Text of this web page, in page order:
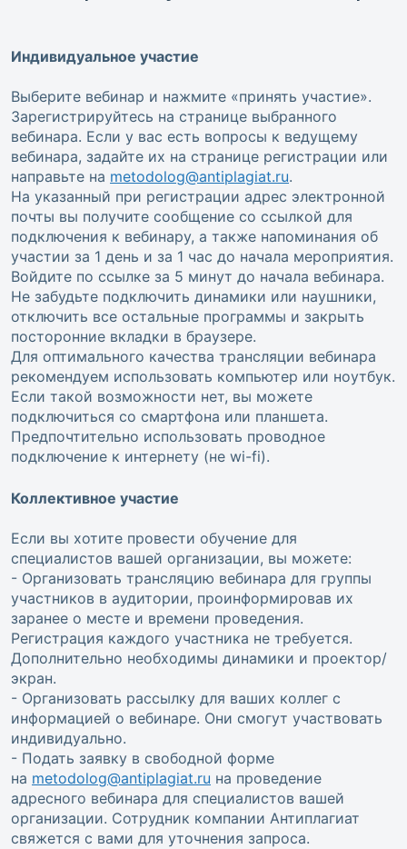
Индивидуальное участие
Выберите вебинар и нажмите «принять участие».
Зарегистрируйтесь на странице выбранного
вебинара. Если у вас есть вопросы к ведущему
вебинара, задайте их на странице регистрации или
направьте на metodolog@antiplagiat.ru.
На указанный при регистрации адрес электронной
почты вы получите сообщение со ссылкой для
подключения к вебинару, а также напоминания об
участии за 1 день и за 1 час до начала мероприятия.
Войдите по ссылке за 5 минут до начала вебинара.
Не забудьте подключить динамики или наушники,
отключить все остальные программы и закрыть
посторонние вкладки в браузере.
Для оптимального качества трансляции вебинара
рекомендуем использовать компьютер или ноутбук.
Если такой возможности нет, вы можете
подключиться со смартфона или планшета.
Предпочтительно использовать проводное
подключение к интернету (не wi-fi).
Коллективное участие
Если вы хотите провести обучение для
специалистов вашей организации, вы можете:
- Организовать трансляцию вебинара для группы
участников в аудитории, проинформировав их
заранее о месте и времени проведения.
Регистрация каждого участника не требуется.
Дополнительно необходимы динамики и проектор/
экран.
- Организовать рассылку для ваших коллег с
информацией о вебинаре. Они смогут участвовать
индивидуально.
- Подать заявку в свободной форме
на metodolog@antiplagiat.ru на проведение
адресного вебинара для специалистов вашей
организации. Сотрудник компании Антиплагиат
свяжется с вами для уточнения запроса.